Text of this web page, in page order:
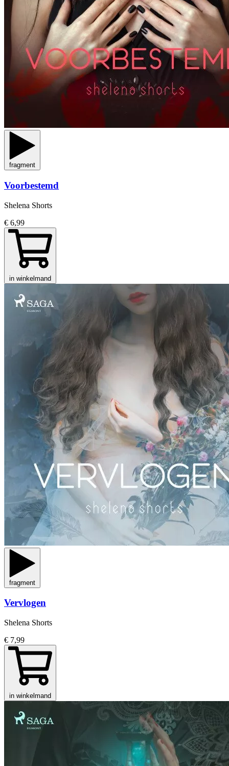
fragment
Voorbestemd
Shelena Shorts
€ 6,99
in winkelmand
fragment
Vervlogen
Shelena Shorts
€ 7,99
in winkelmand